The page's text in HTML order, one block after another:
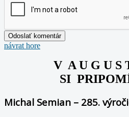
návrat hore
V A U G U S
SI
Michal Semian – 285.